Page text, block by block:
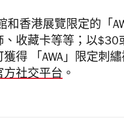
和香港展覽限定的「
收藏卡等等；以$30
得 「AWA」限定刺
方社交平台 。